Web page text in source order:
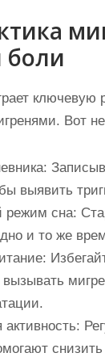
боли
ключевую
Вот
выявить
режим сна:
и то же
вызывать